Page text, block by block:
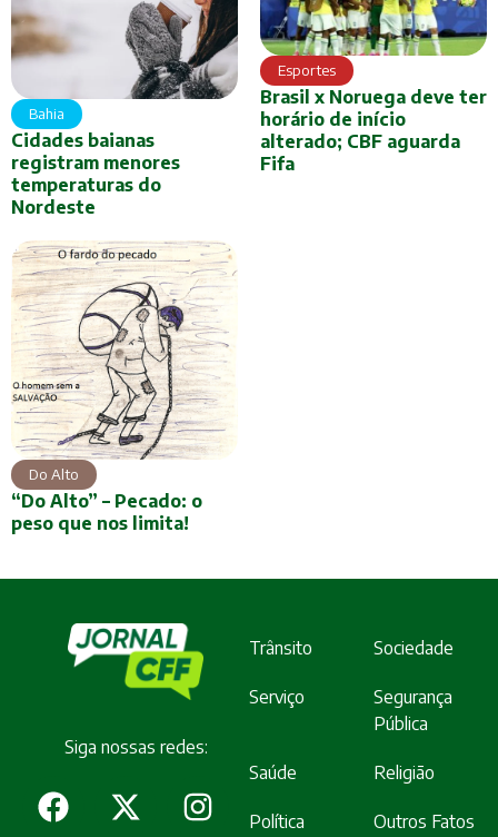
Bahia
Cidades baianas
registram menores
temperaturas do
Nordeste
Esportes
Brasil x Noruega deve ter
horário de início
alterado; CBF aguarda
Fifa
Do Alto
“Do Alto” – Pecado: o
peso que nos limita!
Siga nossas redes:
Trânsito Sociedade
Serviço
Segurança
Pública
Saúde Religião
Política Outros Fatos